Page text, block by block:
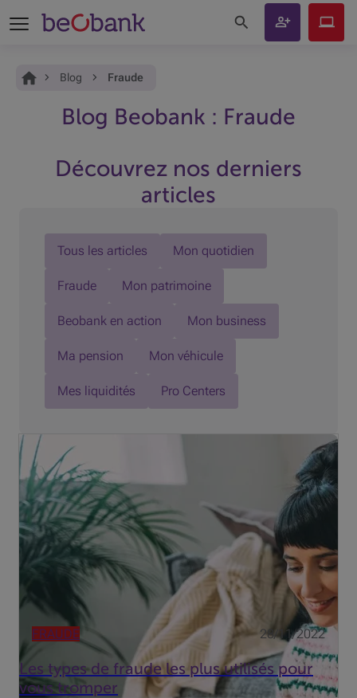
Vous êtes ici:
Accueil Blog Fraude
Blog Beobank : Fraude
Découvrez nos derniers
articles
Tous les articles Mon quotidien
Fraude Mon patrimoine
Beobank en action Mon business
Ma pension Mon véhicule
Mes liquidités Pro Centers
FRAUDE 28/11/2022
Les types de fraude les plus utilisés pour
vous tromper
Surfer sur internet, retirer de l'argent à un distributeur ou
commander des produits en ligne... les occasions de
vous arnaquer sont nombreuses pour les
fraudeurs.Soyez donc vigilantet tentez de reconnaitre les
tentatives ...